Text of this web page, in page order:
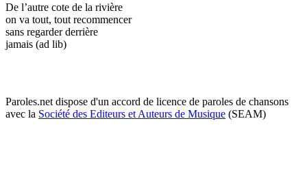
De l’autre cote de la rivière
on va tout, tout recommencer
sans regarder derrière
jamais (ad lib)
Paroles.net dispose d'un accord de licence de paroles de chansons
avec la Société des Editeurs et Auteurs de Musique (SEAM)